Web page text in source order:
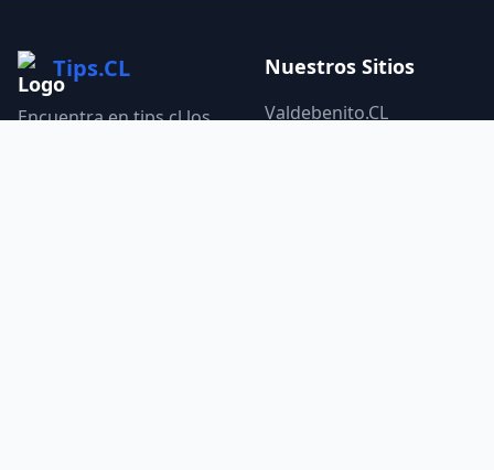
Tips.CL
Encuentra en tips.cl los
Nuestros Sitios
Valdebenito.CL